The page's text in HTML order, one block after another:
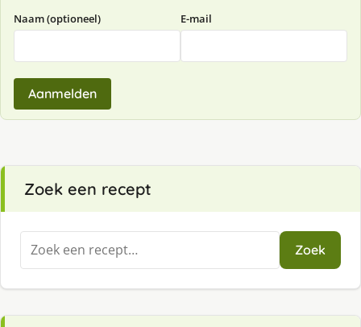
Naam (optioneel) E-mail
Aanmelden
Zoek een recept
Zoeken
naar:
Zoek